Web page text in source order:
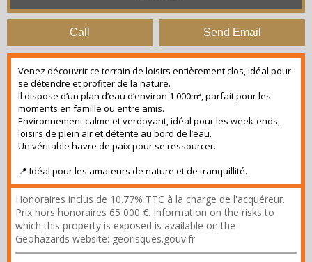
Call Send Email
Venez découvrir ce terrain de loisirs entièrement clos, idéal pour
se détendre et profiter de la nature.
Il dispose d’un plan d’eau d’environ 1 000m², parfait pour les
moments en famille ou entre amis.
Environnement calme et verdoyant, idéal pour les week-ends,
loisirs de plein air et détente au bord de l’eau.
Un véritable havre de paix pour se ressourcer.
📍 Idéal pour les amateurs de nature et de tranquillité.
Honoraires inclus de 10.77% TTC à la charge de l'acquéreur.
Prix hors honoraires 65 000 €. Information on the risks to
which this property is exposed is available on the
Geohazards website: georisques.gouv.fr